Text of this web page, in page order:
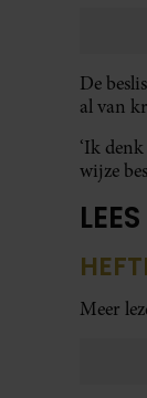
De
al van
‘Ik
wijze
Meer